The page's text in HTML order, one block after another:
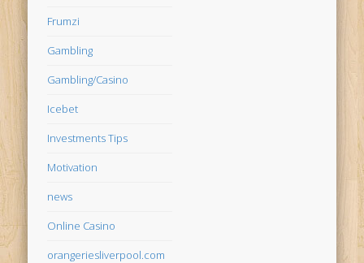
Frumzi
Gambling
Gambling/Casino
Icebet
Investments Tips
Motivation
news
Online Casino
orangeriesliverpool.com